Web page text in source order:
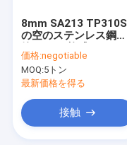
8mm SA213 TP310S
の空のステンレス鋼の
の管1000mm
価格:negotiable
MOQ:5トン
最新価格を得る
接触